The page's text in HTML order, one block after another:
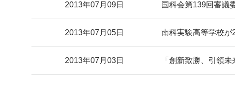
2013年07月09日 国科会第139回審議
2013年07月05日 南科実験高等学校
2013年07月03日 「創新致勝、引領